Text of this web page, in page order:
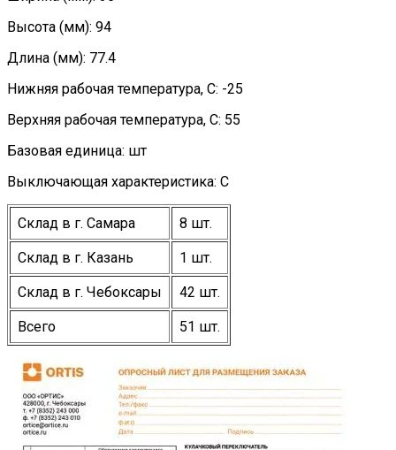
Высота (мм): 94
Длина (мм): 77.4
Нижняя рабочая температура, C: -25
Верхняя рабочая температура, C: 55
Базовая единица: шт
Выключающая характеристика: C
Склад в г. Самара 8 шт.
Склад в г. Казань 1 шт.
Склад в г. Чебоксары 42 шт.
Всего 51 шт.